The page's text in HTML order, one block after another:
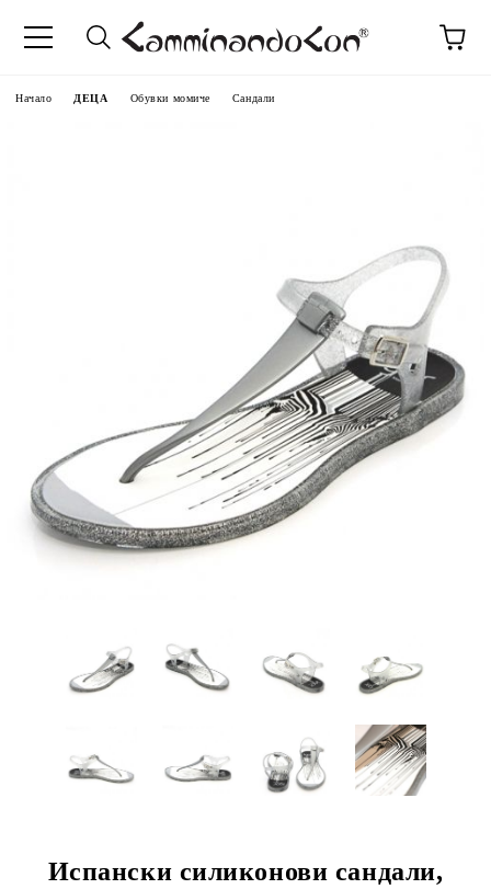
Начало ДЕЦА Обувки момиче Сандали
Испански силиконови сандали,